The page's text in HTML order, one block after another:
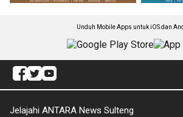
Unduh Mobile Apps untuk iOS dan
Jelajahi ANTARA News Sulteng